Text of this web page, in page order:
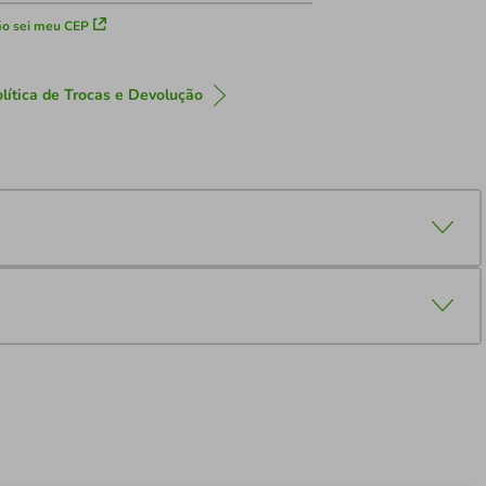
sei meu CEP
de Trocas e Devolução